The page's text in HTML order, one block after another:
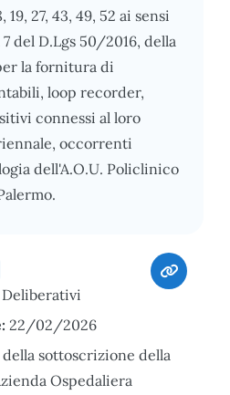
27, 43, 49, 52 ai sensi
7 del D.Lgs 50/2016, della
la fornitura di
loop recorder,
connessi al loro
occorrenti
dell'A.O.U. Policlinico
22/02/2026
della sottoscrizione della
Ospedaliera